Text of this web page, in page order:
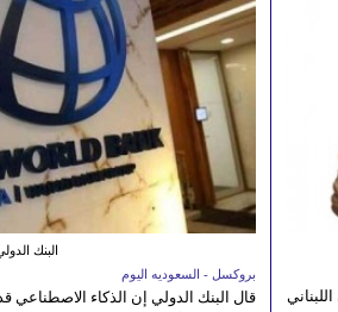
البنك
بروكسل - السعوديه اليوم
قال البنك الدولي إن الذكاء الاصطناعي